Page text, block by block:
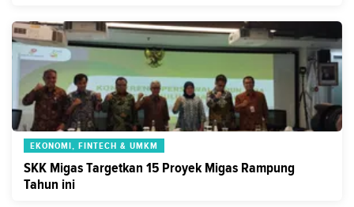
EKONOMI, FINTECH & UMKM
SKK Migas Targetkan 15 Proyek Migas Rampung
Tahun ini